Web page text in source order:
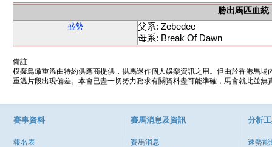
勝出馬匹血統
盛勢
父系: Zebedee
母系: Break Of Dawn
備註
模擬鳥瞰重溫由特約供應商提供，供馬迷作個人娛樂資訊之用。但由於香港馬
重溫片段出現偏差。本會已盡一切努力務求有關資料盡可能準確，馬會就此並
賽事資料
報名表
賽馬消息及資訊
賽馬消息
分析
速勢能